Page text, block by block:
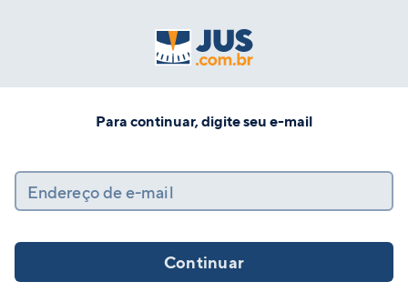
Para continuar, digite seu e-mail
Endereço de e-mail
Continuar